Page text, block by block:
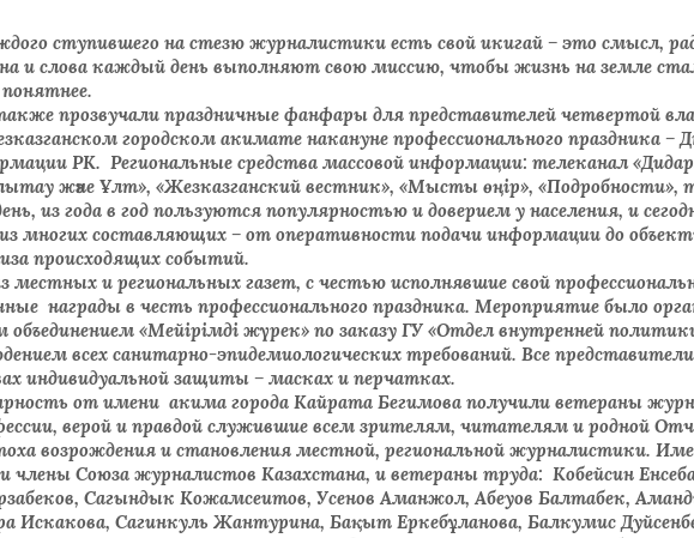
ступившего на стезю журналистики есть свой икигай – это смысл,
и слова каждый день выполняют свою миссию, чтобы жизнь на земле
прозвучали праздничные фанфары для представителей четвертой
городском акимате накануне профессионального праздника –
РК. Региональные средства массовой информации: телеканал
және Ұлт», «Жезказганский вестник», «Мысты өңір», «Подробности»,
из года в год пользуются популярностью и доверием у населения, и
многих составляющих – от оперативности подачи информации до
происходящих событий.
и региональных газет, с честью исполнявшие свой
награды в честь профессионального праздника. Мероприятие было
«Мейірімді жүрек» по заказу ГУ «Отдел внутренней
всех санитарно-эпидемиологических требований. Все
индивидуальной защиты – масках и перчатках.
от имени акима города Кайрата Бегимова получили ветераны
верой и правдой служившие всем зрителям, читателям и родной
возрождения и становления местной, региональной журналистики.
члены Союза журналистов Казахстана, и ветераны труда: Кобейсин
Сагындык Кожамсеитов, Усенов Аманжол, Абеуов Балтабек,
Искакова, Сагинкуль Жантурина, Бақыт Еркебұланова, Балкумис